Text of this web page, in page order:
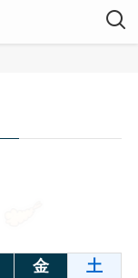
金
土